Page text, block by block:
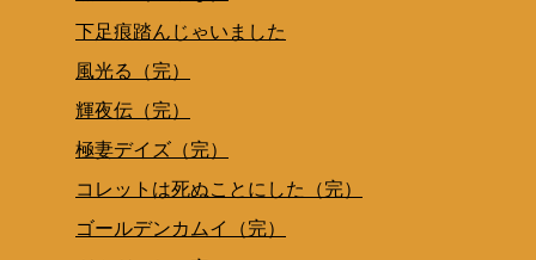
下足痕踏んじゃいました
風光る（完）
輝夜伝（完）
極妻デイズ（完）
コレットは死ぬことにした（完）
ゴールデンカムイ（完）